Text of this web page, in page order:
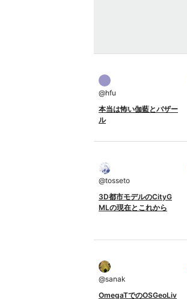
@hfu
本当は怖い伽藍とバザー
ル
@tosseto
3D都市モデルのCityG
MLの現在とこれから
@sanak
OmegaTでのOSGeoLiv